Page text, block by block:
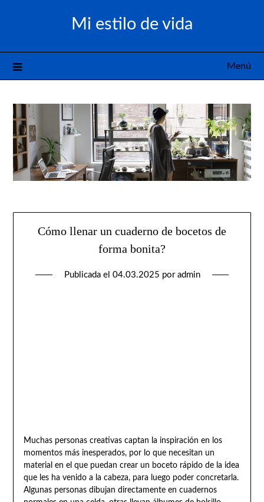
Mi estilo de vida
Menú
Cómo llenar un cuaderno de bocetos de
forma bonita?
Publicada el 04.03.2025 por admin
Muchas personas creativas captan la inspiración en los
momentos más inesperados, por lo que necesitan un
material en el que puedan crear un boceto rápido de la idea
que les ha venido a la cabeza, para luego poder concretarla.
Algunas personas dibujan directamente en cuadernos